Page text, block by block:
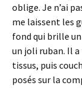
oblige. Je n’ai
me laissent les
fond qui brille
un joli ruban. Il a
tissus, puis
posés sur la